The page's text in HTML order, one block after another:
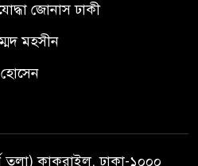
জোনাস ঢাকী
মহসীন
কাকরাইল, ঢাকা-১০০০